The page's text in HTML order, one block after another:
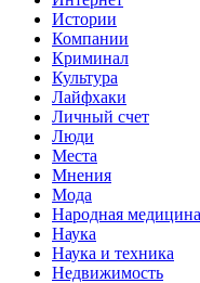
Истории
Компании
Криминал
Культура
Лайфхаки
Личный счет
Люди
Места
Мнения
Мода
Народная медицина
Наука
Наука и техника
Недвижимость